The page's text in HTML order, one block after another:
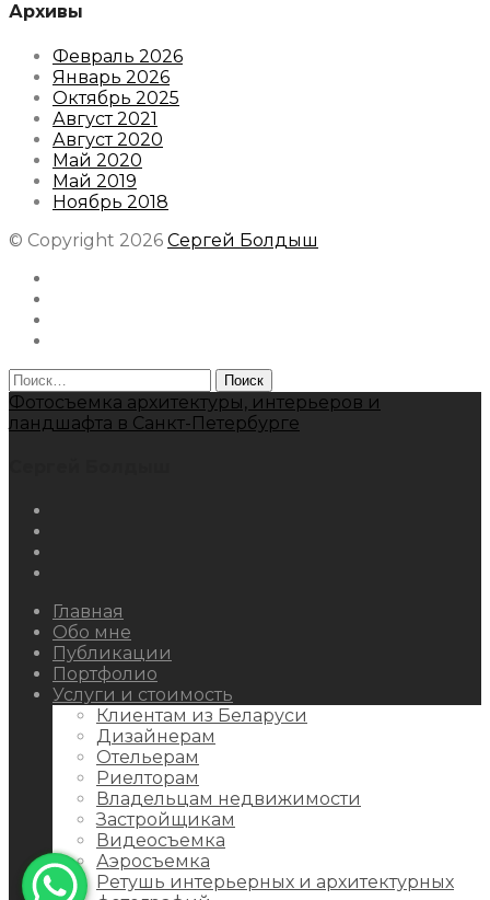
Архивы
Февраль 2026
Январь 2026
Октябрь 2025
Август 2021
Август 2020
Май 2020
Май 2019
Ноябрь 2018
© Copyright 2026 Сергей Болдыш
Найти:
Фотосъемка архитектуры, интерьеров и
ландшафта в Санкт-Петербурге
Главная
Обо мне
Публикации
Портфолио
Услуги и стоимость
Клиентам из Беларуси
Дизайнерам
Отельерам
Риелторам
Владельцам недвижимости
Застройщикам
Видеосъемка
Аэросъемка
Ретушь интерьерных и архитектурных